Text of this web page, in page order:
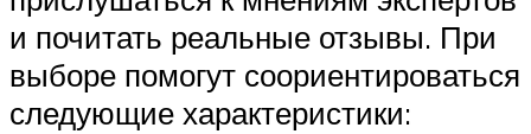
и почитать реальные отзывы. При
выборе помогут соориентироваться
следующие характеристики: